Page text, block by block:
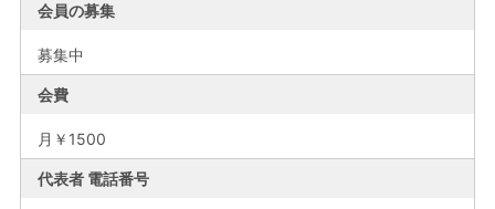
会員の募集
募集中
会費
月￥1500
代表者 電話番号